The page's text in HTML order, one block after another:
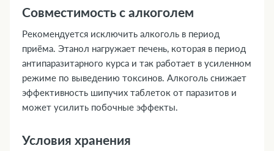
Совместимость с алкоголем
Рекомендуется исключить алкоголь в период
приёма. Этанол нагружает печень, которая в период
антипаразитарного курса и так работает в усиленном
режиме по выведению токсинов. Алкоголь снижает
эффективность шипучих таблеток от паразитов и
может усилить побочные эффекты.
Условия хранения